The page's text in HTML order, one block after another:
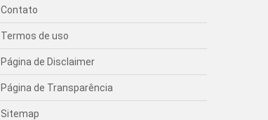
Contato
Termos de uso
Página de Disclaimer
Página de Transparência
Sitemap